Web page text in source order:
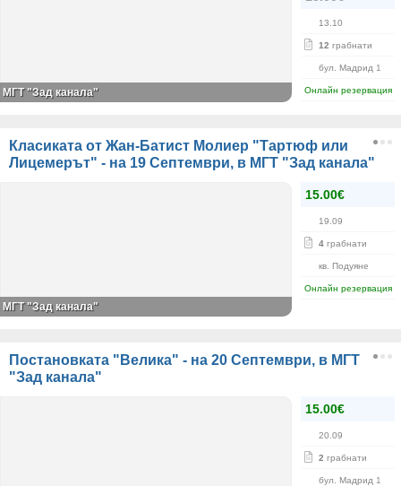
13.10
12 грабнати
бул. Мадрид 1
Онлайн резервация
МГТ "Зад канала"
Класиката от Жан-Батист Молиер "Тартюф или
Лицемерът" - на 19 Септември, в МГТ "Зад канала"
15.00€
19.09
4 грабнати
кв. Подуяне
Онлайн резервация
МГТ "Зад канала"
Постановката "Велика" - на 20 Септември, в МГТ
"Зад канала"
15.00€
20.09
2 грабнати
бул. Мадрид 1